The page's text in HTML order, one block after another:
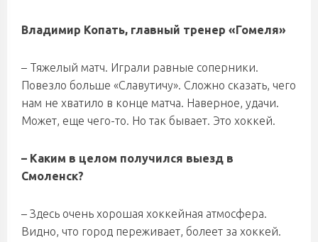
Владимир Копать, главный тренер «Гомеля»
– Тяжелый матч. Играли равные соперники.
Повезло больше «Славутичу». Сложно сказать, чего
нам не хватило в конце матча. Наверное, удачи.
Может, еще чего-то. Но так бывает. Это хоккей.
– Каким в целом получился выезд в
Смоленск?
– Здесь очень хорошая хоккейная атмосфера.
Видно, что город переживает, болеет за хоккей.